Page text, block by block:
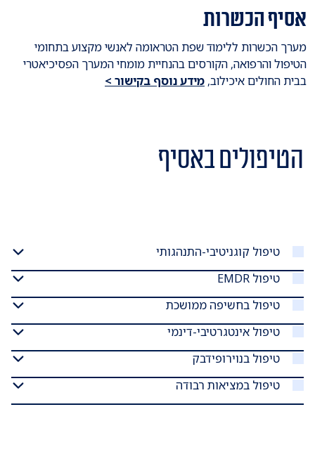
אסיף הכשרות
מערך הכשרות ללימוד שפת הטראומה לאנשי מקצוע בתחומי
הטיפול והרפואה, הקורסים בהנחיית מומחי המערך הפסיכיאטרי
בבית החולים איכילוב, מידע נוסף בקישור >
הטיפולים באסיף
טיפול קוגניטיבי-התנהגותי
טיפול EMDR
טיפול בחשיפה ממושכת
טיפול אינטגרטיבי-דינמי
טיפול בנוירופידבק
טיפול במציאות רבודה